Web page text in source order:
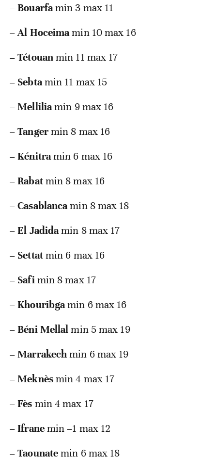
–Bouarfamin 3 max 11
–Al Hoceimamin 10 max 16
–Tétouanmin 11 max 17
– Sebtamin 11 max 15
–Melliliamin 9 max 16
–Tangermin 8 max 16
–Kénitramin 6 max 16
–Rabatmin 8 max 16
–Casablancamin 8 max 18
–El Jadidamin 8 max 17
– Settatmin 6 max 16
– Safimin 8 max 17
–Khouribgamin 6 max 16
–Béni Mellalmin 5 max 19
–Marrakechmin 6 max 19
–Meknèsmin 4 max 17
–Fès min 4 max 17
–Ifranemin –1 max 12
–Taounatemin 6 max 18